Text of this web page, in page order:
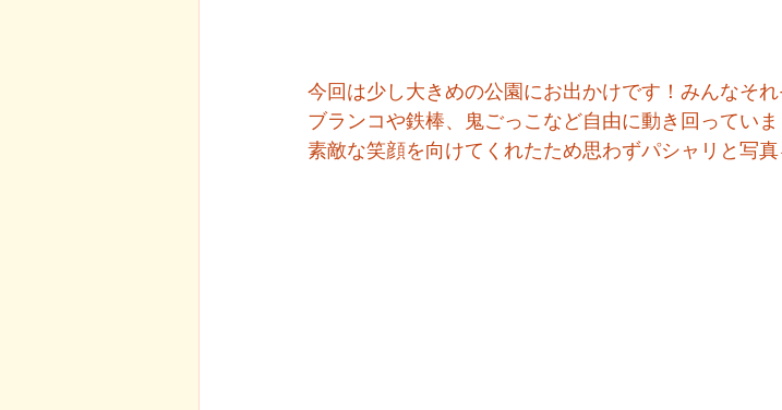
今回は少し大きめの公園にお出かけです！みんなそ
ブランコや鉄棒、鬼ごっこなど自由に動き回っていま
素敵な笑顔を向けてくれたため思わずパシャリと写